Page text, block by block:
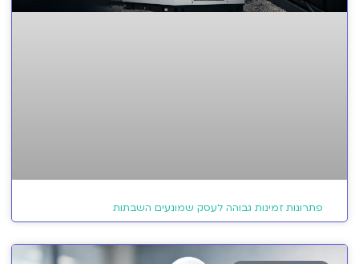
פתרונות זמינות גבוהה לעסק שמונעים השבתות